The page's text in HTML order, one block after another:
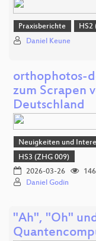
Praxisberichte HS2
Daniel Keune
orthophotos-
zum Scrapen
Deutschland
Neuigkeiten und
HS3 (ZHG 009)
2026-03-26
146
Daniel Godin
"Ah", "Oh"